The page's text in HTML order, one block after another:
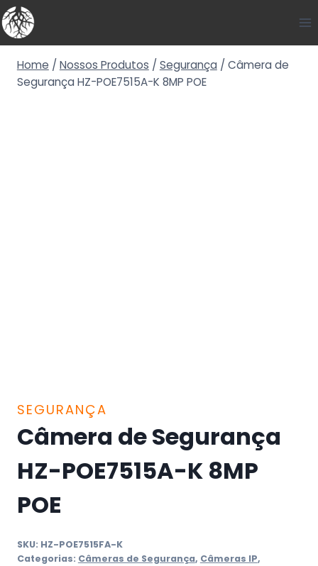
Home / Nossos Produtos / Segurança / Câmera de
Segurança HZ-POE7515A-K 8MP POE
SEGURANÇA
Câmera de Segurança
HZ-POE7515A-K 8MP
POE
SKU: HZ-POE7515FA-K
Categorias: Câmeras de Segurança, Câmeras IP,